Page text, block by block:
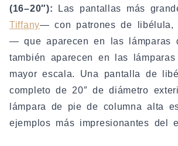
(16–20″): Las pantallas más
Tiffany— con patrones de libélula,
— que aparecen en las lámparas
también aparecen en las
mayor escala. Una pantalla de
completo de 20″ de diámetro
lámpara de pie de columna alta
ejemplos más impresionantes del